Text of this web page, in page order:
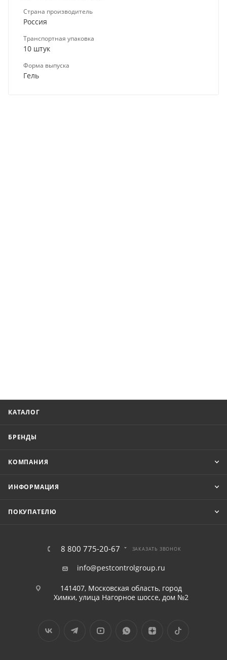
Страна производитель
Россия
Транспортная упаковка
10 штук
Форма выпуска
Гель
КАТАЛОГ
БРЕНДЫ
КОМПАНИЯ
ИНФОРМАЦИЯ
ПОКУПАТЕЛЮ
8 800 775-20-67 ЗАКАЗАТЬ ЗВОНОК
info@pestcontrolgroup.ru
141407, Московская область, город
Химки, улица Нагорное шоссе, дом №2